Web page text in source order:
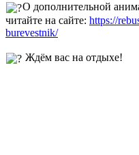
О дополнительной
читайте на сайте: https://
burevestnik/
Ждём вас на отдыхе!